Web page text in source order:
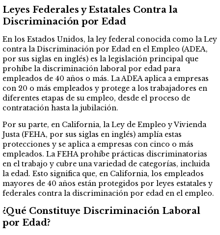
Leyes Federales y Estatales Contra la
Discriminación por Edad
En los Estados Unidos, la ley federal conocida como la Ley
contra la Discriminación por Edad en el Empleo (ADEA,
por sus siglas en inglés) es la legislación principal que
prohíbe la discriminación laboral por edad para
empleados de 40 años o más. La ADEA aplica a empresas
con 20 o más empleados y protege a los trabajadores en
diferentes etapas de su empleo, desde el proceso de
contratación hasta la jubilación.
Por su parte, en California, la Ley de Empleo y Vivienda
Justa (FEHA, por sus siglas en inglés) amplía estas
protecciones y se aplica a empresas con cinco o más
empleados. La FEHA prohíbe prácticas discriminatorias
en el trabajo y cubre una variedad de categorías, incluida
la edad. Esto significa que, en California, los empleados
mayores de 40 años están protegidos por leyes estatales y
federales contra la discriminación por edad en el empleo.
¿Qué Constituye Discriminación Laboral
por Edad?